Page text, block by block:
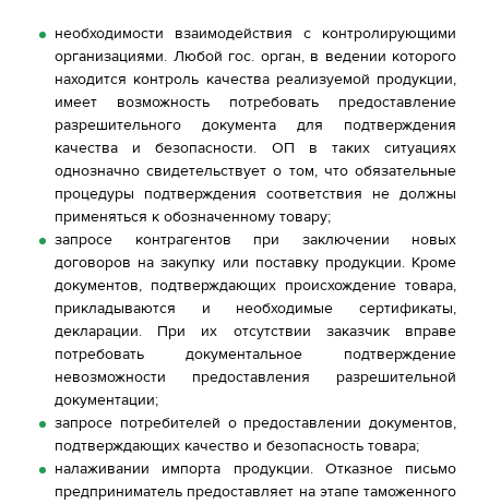
необходимости взаимодействия с контролирующими
организациями. Любой гос. орган, в ведении которого
находится контроль качества реализуемой продукции,
имеет возможность потребовать предоставление
разрешительного документа для подтверждения
качества и безопасности. ОП в таких ситуациях
однозначно свидетельствует о том, что обязательные
процедуры подтверждения соответствия не должны
применяться к обозначенному товару;
запросе контрагентов при заключении новых
договоров на закупку или поставку продукции. Кроме
документов, подтверждающих происхождение товара,
прикладываются и необходимые сертификаты,
декларации. При их отсутствии заказчик вправе
потребовать документальное подтверждение
невозможности предоставления разрешительной
документации;
запросе потребителей о предоставлении документов,
подтверждающих качество и безопасность товара;
налаживании импорта продукции. Отказное письмо
предприниматель предоставляет на этапе таможенного